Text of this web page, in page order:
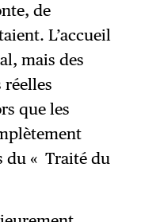
de
L’accueil
mais des
réelles
que les
du « Traité du